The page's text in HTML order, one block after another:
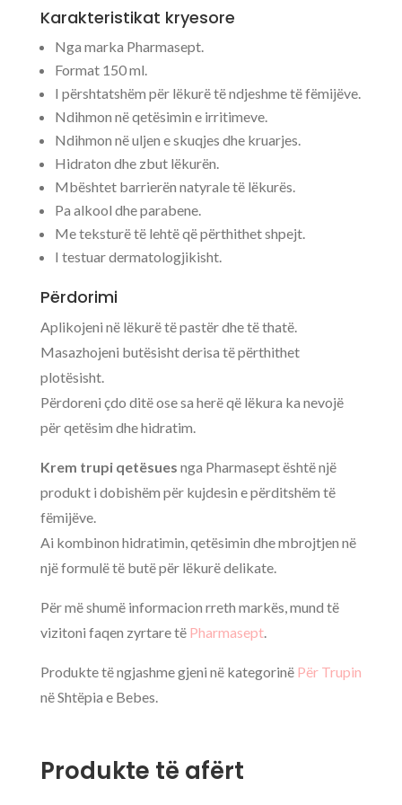
Karakteristikat kryesore
Nga marka Pharmasept.
Format 150 ml.
I përshtatshëm për lëkurë të ndjeshme të fëmijëve.
Ndihmon në qetësimin e irritimeve.
Ndihmon në uljen e skuqjes dhe kruarjes.
Hidraton dhe zbut lëkurën.
Mbështet barrierën natyrale të lëkurës.
Pa alkool dhe parabene.
Me teksturë të lehtë që përthithet shpejt.
I testuar dermatologjikisht.
Përdorimi
Aplikojeni në lëkurë të pastër dhe të thatë.
Masazhojeni butësisht derisa të përthithet
plotësisht.
Përdoreni çdo ditë ose sa herë që lëkura ka nevojë
për qetësim dhe hidratim.
Krem trupi qetësues nga Pharmasept është një
produkt i dobishëm për kujdesin e përditshëm të
fëmijëve.
Ai kombinon hidratimin, qetësimin dhe mbrojtjen në
një formulë të butë për lëkurë delikate.
Për më shumë informacion rreth markës, mund të
vizitoni faqen zyrtare të Pharmasept.
Produkte të ngjashme gjeni në kategorinë Për Trupin
në Shtëpia e Bebes.
Produkte të afërt